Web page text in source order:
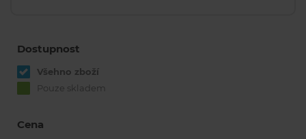
Dostupnost
Všehno zboží
Pouze skladem
Cena